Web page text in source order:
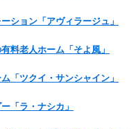
ション「アヴィラージュ」
料老人ホーム「そよ風」
「ツクイ・サンシャイン」
「ラ・ナシカ」